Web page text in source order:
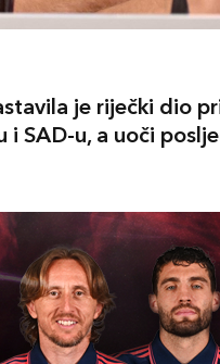
je riječki dio
i SAD-u, a uoči